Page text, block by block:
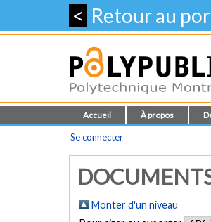
< Retour au
Accueil À propos
Se connecter
Monter d'un niveau